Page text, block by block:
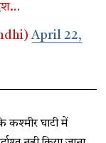
April 22,
कश्मीर घाटी में